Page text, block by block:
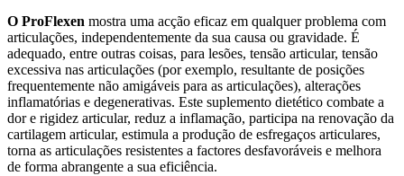
O ProFlexen mostra uma acção eficaz em qualquer problema com
articulações, independentemente da sua causa ou gravidade. É
adequado, entre outras coisas, para lesões, tensão articular, tensão
excessiva nas articulações (por exemplo, resultante de posições
frequentemente não amigáveis para as articulações), alterações
inflamatórias e degenerativas. Este suplemento dietético combate a
dor e rigidez articular, reduz a inflamação, participa na renovação da
cartilagem articular, estimula a produção de esfregaços articulares,
torna as articulações resistentes a factores desfavoráveis e melhora
de forma abrangente a sua eficiência.